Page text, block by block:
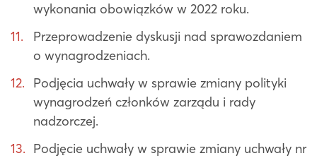
wykonania obowiązków w 2022 roku.
Przeprowadzenie dyskusji nad sprawozdaniem
o wynagrodzeniach.
Podjęcia uchwały w sprawie zmiany polityki
wynagrodzeń członków zarządu i rady
nadzorczej.
Podjęcie uchwały w sprawie zmiany uchwały nr